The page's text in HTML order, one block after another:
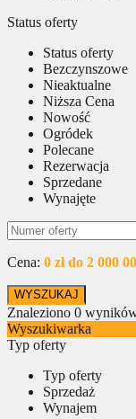
Status oferty
Status oferty
Bezczynszowe
Nieaktualne
Niższa Cena
Nowość
Ogródek
Polecane
Rezerwacja
Sprzedane
Wynajęte
Cena: 0 zł do 2 000
Znaleziono 0
Wyszukiwarka
Typ oferty
Typ oferty
Sprzedaż
Wynajem